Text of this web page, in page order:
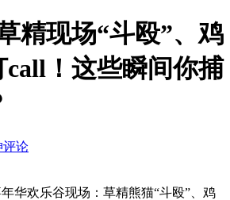
精现场“斗殴”、鸡
！这些瞬间你捕
评论
年华欢乐谷现场：草精熊猫“斗殴”、鸡